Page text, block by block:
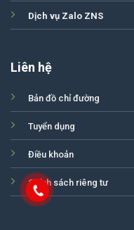
Dịch vụ Zalo ZNS
Liên hệ
Bản đồ chỉ đường
Tuyển dụng
Điều khoản
Chính sách riêng tư